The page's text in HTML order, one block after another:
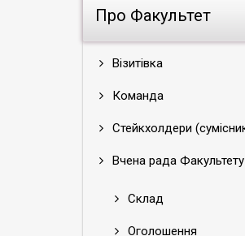
Про Факультет
Візитівка
Команда
Стейкхолдери
Вчена рада
Склад
Оголошення